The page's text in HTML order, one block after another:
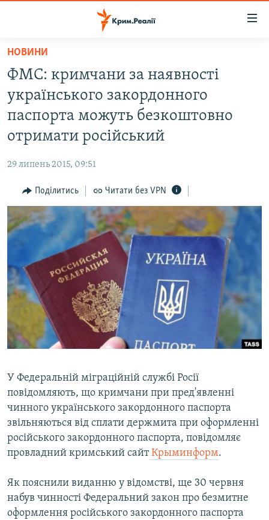
Перейти
основного
матеріалу
Перейти
до
основної
Перейти
пошуку
ВОДА.КРИМ
ВІДЕО ТА ФОТО
ІНТЕРВ'Ю
ВСЕ ЗА ДЕНЬ
СПЕЦПРОЕКТИ
ДЕПОРТАЦІЯ
ВІДЕОУРОКИ «ELIFBE»
СВІДЧЕННЯ ОКУПАЦІЇ
УКРАЇНСЬКА ПРОБЛЕМА КРИМУ
ІНФОГРАФІКА
ЯК ОБІЙТИ БЛОКУВАННЯ
Русский
Qırımtatar
ДОЛУЧАЙСЯ!
Усі сайти RFE/RL
НОВИНИ
ФМС: кримчани за наявності
українського закордонного
паспорта можуть безкоштовно
отримати російський
29 липень 2015, 09:51
Поділитись Читати без VPN
У Федеральній міграційній службі Росії
повідомляють, що кримчани при пред'явленні
чинного українського закордонного паспорта
звільняються від сплати держмита при оформленні
російського закордонного паспорта, повідомляє
провладний кримський сайтКрыминформ.
Як пояснили виданню у відомстві, ще 30 червня
набув чинності Федеральний закон про безмитне
оформлення російського закордонного паспорта